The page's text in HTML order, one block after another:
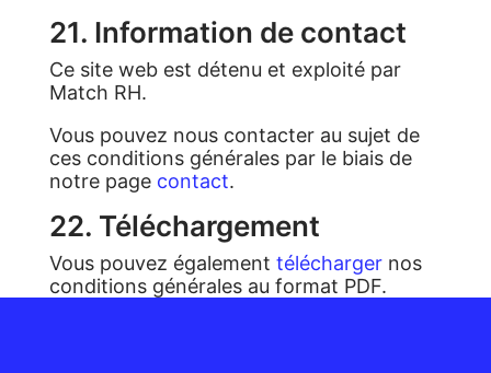
21. Information de contact
Ce site web est détenu et exploité par
Match RH.
Vous pouvez nous contacter au sujet de
ces conditions générales par le biais de
notre page contact.
22. Téléchargement
Vous pouvez également téléchargernos
conditions générales au format PDF.